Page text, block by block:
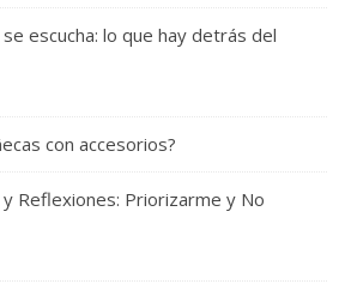
escucha: lo que hay detrás del
con accesorios?
y Reflexiones: Priorizarme y No